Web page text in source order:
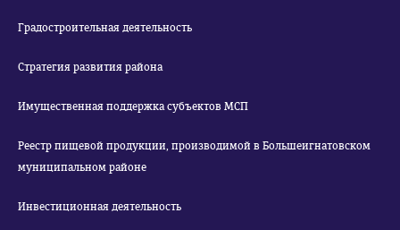
Градостроительная деятельность
Стратегия развития района
Имущественная поддержка субъектов МСП
Реестр пищевой продукции, производимой в Большеигнатовском
муниципальном районе
Инвестиционная деятельность